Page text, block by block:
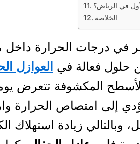
في الرياض؟
الخلاصة
في درجات الحرارة داخل
حلول فعالة في العوازل
المكشوفة تتعرض
إلى امتصاص الحرارة
وبالتالي زيادة استهلاك